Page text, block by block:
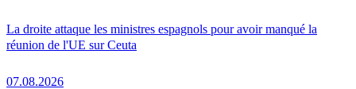
La droite attaque les ministres espagnols pour avoir manqué la
réunion de l'UE sur Ceuta
07.08.2026